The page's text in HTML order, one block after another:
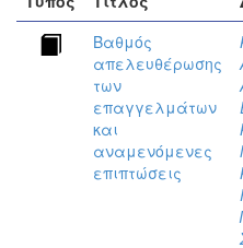
Βαθμός
απελευθέρωσης
των
επαγγελμάτων
και
αναμενόμενες
επιπτώσεις